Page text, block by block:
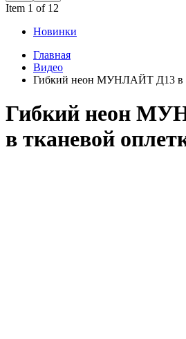
Item 1 of 12
Новинки
Главная
Видео
Гибкий неон МУНЛАЙТ Д13 в
Гибкий неон
в тканевой